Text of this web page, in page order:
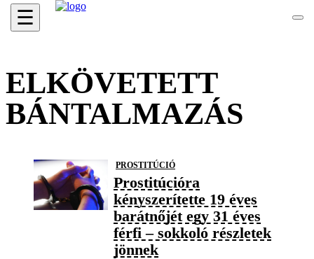
☰
ELKÖVETETT
BÁNTALMAZÁS
PROSTITÚCIÓ
Prostitúcióra
kényszerítette 19 éves
barátnőjét egy 31 éves
férfi – sokkoló részletek
jönnek